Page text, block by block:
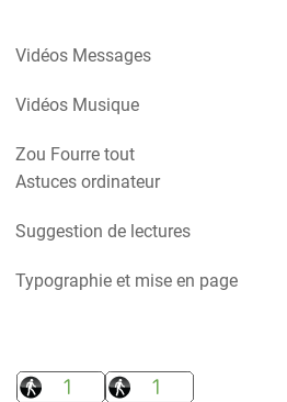
Vidéos Messages
Vidéos Musique
Zou Fourre tout
Astuces ordinateur
Suggestion de lectures
Typographie et mise en page